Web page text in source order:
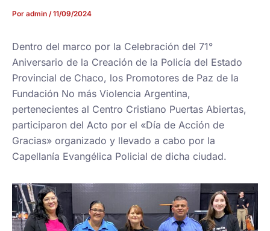
Por admin /11/09/2024
Dentro del marco por la Celebración del 71°
Aniversario de la Creación de la Policía del Estado
Provincial de Chaco, los Promotores de Paz de la
Fundación No más Violencia Argentina,
pertenecientes al Centro Cristiano Puertas Abiertas,
participaron del Acto por el «Día de Acción de
Gracias» organizado y llevado a cabo por la
Capellanía Evangélica Policial de dicha ciudad.